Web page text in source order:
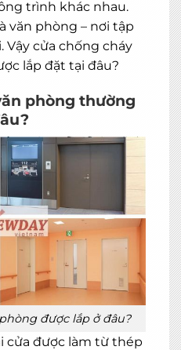
trình khác nhau.
văn phòng – nơi tập
cửa chống cháy
lắp đặt tại đâu?
phòng thường
được lắp ở đâu?
cửa được làm từ thép